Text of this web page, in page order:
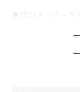
◆RELAX-リラック
【芳香期間目安】
換気などの外部環